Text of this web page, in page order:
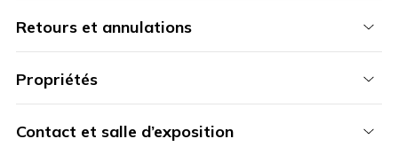
Retours et annulations
Propriétés
Contact et salle d’exposition